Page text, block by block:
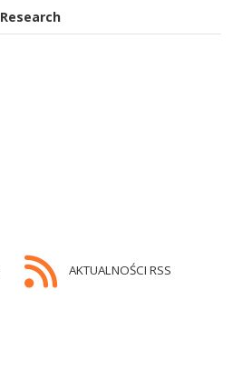
Research
AKTUALNOŚCI RSS